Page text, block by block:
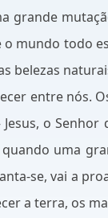
grande
mundo todo
belezas
entre nós.
o
uma
se, vai a
a terra, os